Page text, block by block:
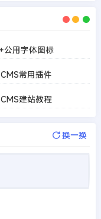
公用字体图标
常用插件
建站教程
换一换